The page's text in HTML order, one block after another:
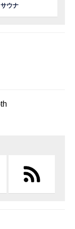
サウナ